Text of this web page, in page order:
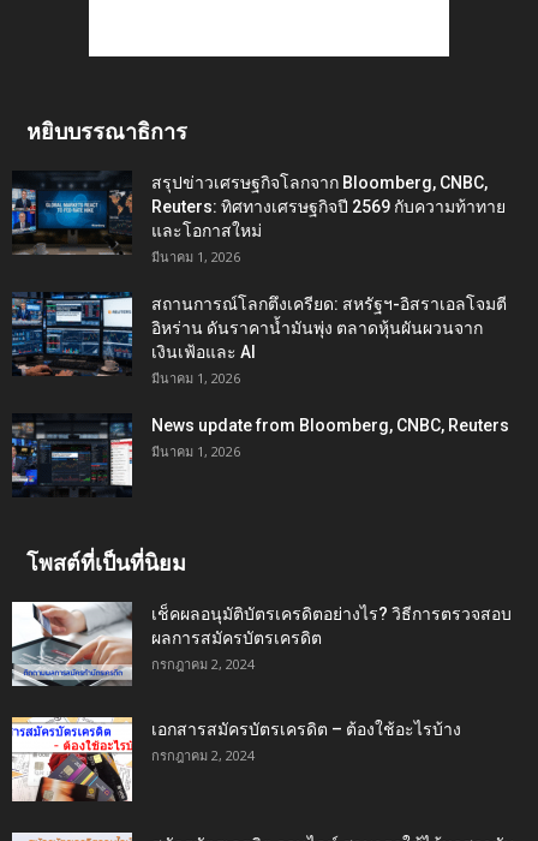
หยิบบรรณาธิการ
สรุปข่าวเศรษฐกิจโลกจาก Bloomberg, CNBC,
Reuters: ทิศทางเศรษฐกิจปี 2569 กับความท้าทาย
และโอกาสใหม่
มีนาคม 1, 2026
สถานการณ์โลกตึงเครียด: สหรัฐฯ-อิสราเอลโจมตี
อิหร่าน ดันราคาน้ำมันพุ่ง ตลาดหุ้นผันผวนจาก
เงินเฟ้อและ AI
มีนาคม 1, 2026
News update from Bloomberg, CNBC, Reuters
มีนาคม 1, 2026
โพสต์ที่เป็นที่นิยม
เช็คผลอนุมัติบัตรเครดิตอย่างไร? วิธีการตรวจสอบ
ผลการสมัครบัตรเครดิต
กรกฎาคม 2, 2024
เอกสารสมัครบัตรเครดิต – ต้องใช้อะไรบ้าง
กรกฎาคม 2, 2024